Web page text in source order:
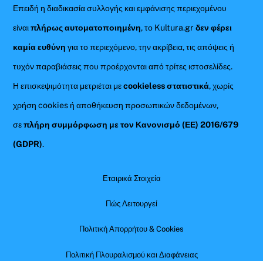
Επειδή η διαδικασία συλλογής και εμφάνισης περιεχομένου
είναιπλήρως αυτοματοποιημένη, το Kultura.grδεν φέρει
καμία ευθύνη για το περιεχόμενο, την ακρίβεια, τις απόψεις ή
τυχόν παραβιάσεις που προέρχονται από τρίτες ιστοσελίδες.
Η επισκεψιμότητα μετριέται μεcookieless στατιστικά, χωρίς
χρήση cookies ή αποθήκευση προσωπικών δεδομένων,
σεπλήρη συμμόρφωση με τον Κανονισμό (ΕΕ) 2016/679
(GDPR).
Εταιρικά Στοιχεία
Πώς Λειτουργεί
Πολιτική Απορρήτου & Cookies
Πολιτική Πλουραλισμού και Διαφάνειας